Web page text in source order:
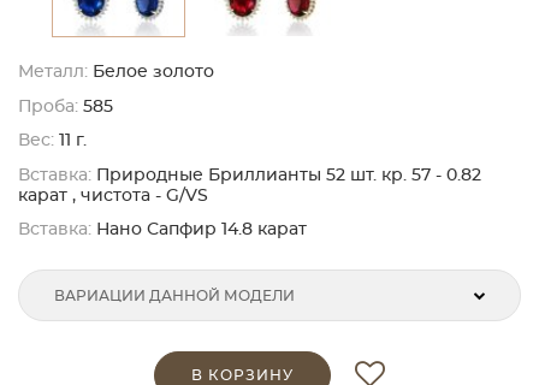
Металл: Белое золото
Проба: 585
Вес: 11 г.
Вставка: Природные Бриллианты 52 шт. кр. 57 - 0.82
карат , чистота - G/VS
Вставка: Нано Сапфир 14.8 карат
ВАРИАЦИИ ДАННОЙ МОДЕЛИ
В КОРЗИНУ